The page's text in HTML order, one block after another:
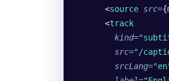
      <
source src=
      <
track
        kind
="
        src
=" /
        srcLang
="en